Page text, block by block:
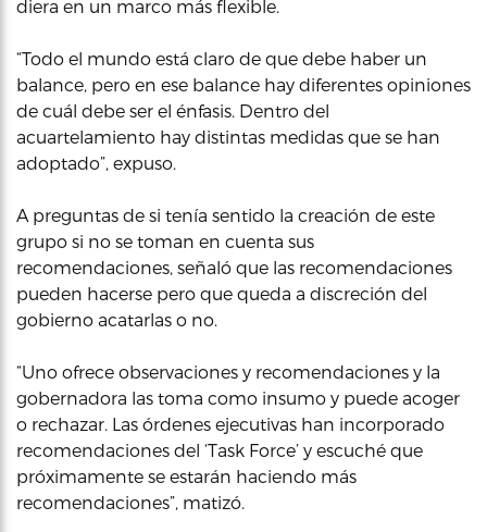
diera en un marco más flexible.
“Todo el mundo está claro de que debe haber un
balance, pero en ese balance hay diferentes opiniones
de cuál debe ser el énfasis. Dentro del
acuartelamiento hay distintas medidas que se han
adoptado”, expuso.
A preguntas de si tenía sentido la creación de este
grupo si no se toman en cuenta sus
recomendaciones, señaló que las recomendaciones
pueden hacerse pero que queda a discreción del
gobierno acatarlas o no.
“Uno ofrece observaciones y recomendaciones y la
gobernadora las toma como insumo y puede acoger
o rechazar. Las órdenes ejecutivas han incorporado
recomendaciones del ‘Task Force’ y escuché que
próximamente se estarán haciendo más
recomendaciones”, matizó.